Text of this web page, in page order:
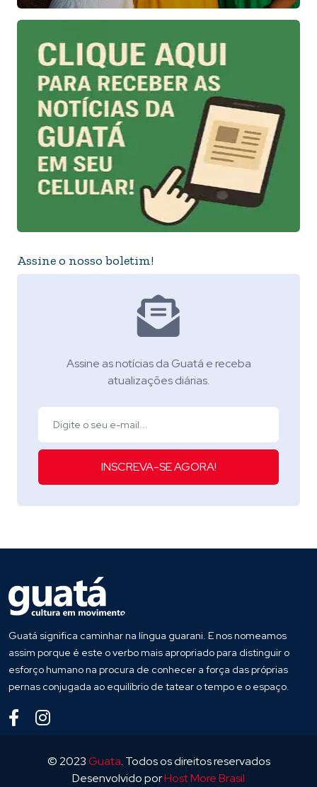
Assine o nosso boletim!
Assine as notícias da Guatá e receba
atualizações diárias.
INSCREVA-SE AGORA!
Guatá significa caminhar na língua guarani. E nos nomeamos
assim porque é este o verbo mais apropriado para distinguir o
esforço humano na procura de conhecer a força das próprias
pernas conjugada ao equilíbrio de tatear o tempo e o espaço.
© 2023Guata. Todos os direitos reservados
Desenvolvido porHost More Brasil